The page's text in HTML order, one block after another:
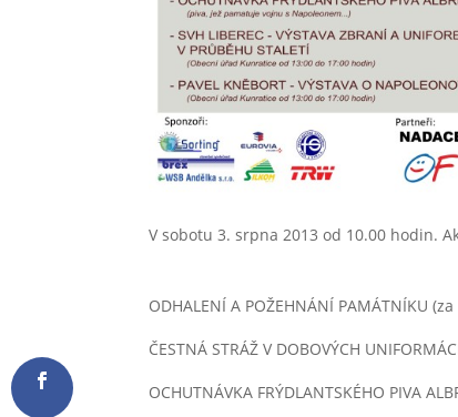
V sobotu 3. srpna 2013 od 10.00 hodin.
ODHALENÍ A POŽEHNÁNÍ PAMÁTNÍKU
ČESTNÁ STRÁŽ V DOBOVÝCH
OCHUTNÁVKA FRÝDLANTSKÉHO PIVA